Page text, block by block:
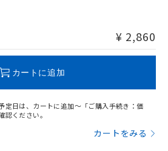
する可能性があります。
¥ 2,860
カートに追加
定日は、カートに追加～「ご購入手続き：価
ください。
カートをみる